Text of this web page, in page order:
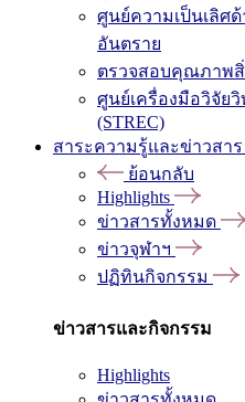
ศูนย์ความเป็นเลิศ
อันตราย
ตรวจสอบคุณภาพ
ศูนย์เครื่องมือวิจัย
(STREC)
สาระความรู้และข่าวสาร
ย้อนกลับ
Highlights
ข่าวสารทั้งหมด
ข่าวจุฬาฯ
ปฏิทินกิจกรรม
ข่าวสารและกิจกรรม
Highlights